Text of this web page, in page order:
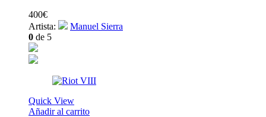
400€
Artista:
Manuel Sierra
0 de 5
Quick View
Añadir al carrito